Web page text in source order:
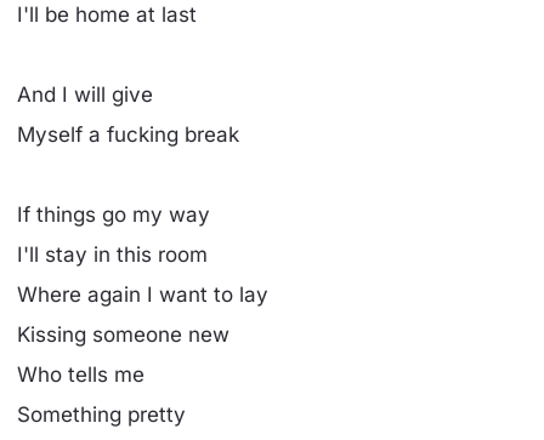
I'll be home at last
And I will give
Myself a fucking break
If things go my way
I'll stay in this room
Where again I want to lay
Kissing someone new
Who tells me
Something pretty